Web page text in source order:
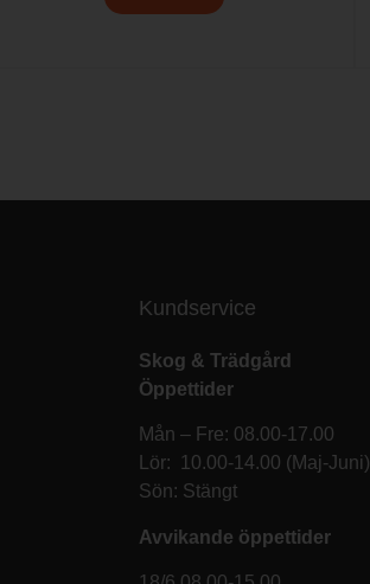
Kundservice
Skog & Trädgård
Öppettider
Mån – Fre: 08.00-17.00
Lör: 10.00-14.00 (Maj-Juni)
Sön: Stängt
Avvikande öppettider